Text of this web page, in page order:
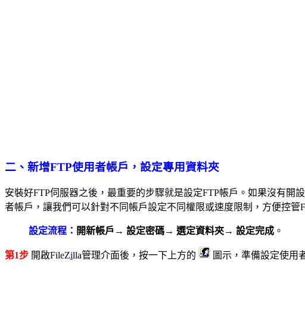
二、新增FTP使用者帳戶，設定專用資料夾
安裝好FTP伺服器之後，最重要的步驟就是設定FTP帳戶。如果沒有開
者帳戶，讓我們可以針對不同帳戶設定不同權限或速度限制，方便控管
設定流程： 開新帳戶 → 設定密碼→ 選定資料夾→ 設定完成 。
第1步 開啟FileZilla管理介面後，按一下上方的 圖示，準備設定使用